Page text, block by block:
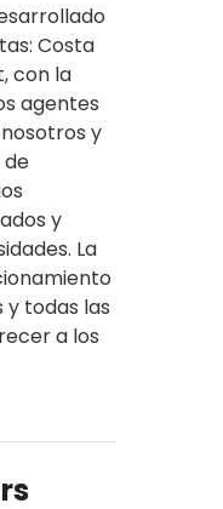
Costa
con la
agentes
y
de
y
La
todas las
a los